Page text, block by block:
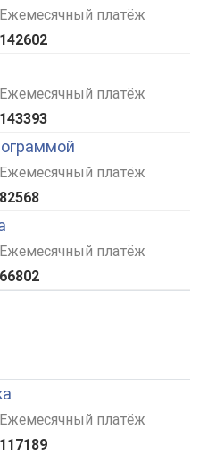
Ежемесячный платёж
142602
Ежемесячный платёж
143393
Ежемесячный платёж
82568
Ежемесячный платёж
66802
Ежемесячный платёж
117189